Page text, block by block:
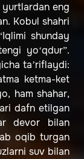
eng
Kobul shahri
shunday
yo‘qdur”.
ta’riflaydi:
ketma-ket
ham shahar,
dafn etilgan
devor bilan
oqib turgan
suv bilan